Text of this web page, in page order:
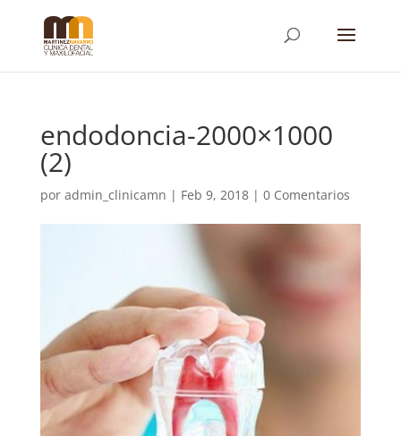
endodoncia-2000×1000
(2)
por admin_clinicamn | Feb 9, 2018| 0 Comentarios